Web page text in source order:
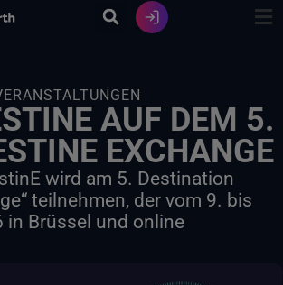
AUF DEM 5.
EXCHANGE
wird am 5. Destination
teilnehmen, der vom 9. bis
in Brüssel und online